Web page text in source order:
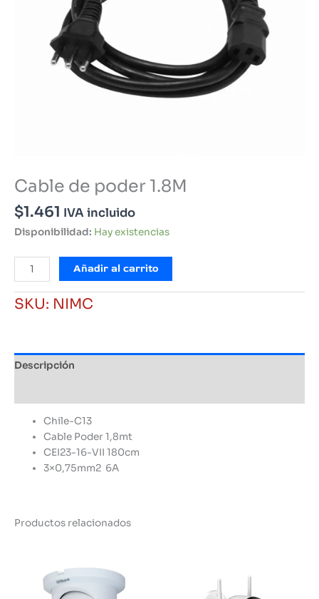
Cable de poder 1.8M
$1.461 IVA incluido
Disponibilidad: Hay existencias
Cable
de
poder
1.8M
Añadir al carrito
SKU: NIMC
Descripción
Chile-C13
Cable Poder 1,8mt
CEI23-16-VII 180cm
3×0,75mm2 6A
Productos relacionados